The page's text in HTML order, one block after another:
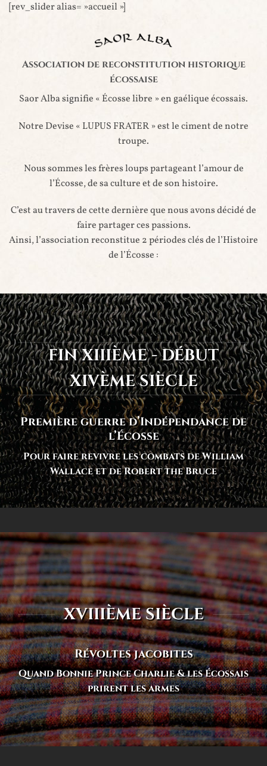
Passer
[rev_slider alias= »accueil »]
Association de reconstitution historique
écossaise
Saor Alba signifie « Écosse libre » en gaélique écossais.
Notre Devise « LUPUS FRATER » est le ciment de notre
troupe.
Nous sommes les frères loups partageant l’amour de
l’Écosse, de sa culture et de son histoire.
C’est au travers de cette dernière que nous avons décidé de
faire partager ces passions.
Ainsi, l’association reconstitue 2 périodes clés de l’Histoire
de l’Écosse :
FIN XIIIÈME - DÉBUT
XIVÈME SIÈCLE
Première guerre d’Indépendance de
l’Écosse
Pour faire revivre les combats de William
Wallace et de Robert the Bruce
XVIIIÈME SIÈCLE
Révoltes jacobites
Quand Bonnie Prince Charlie & les Écossais
prirent les armes